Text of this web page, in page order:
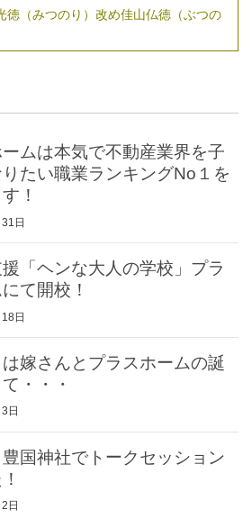
徳（みつのり）改め佳山仏徳（ぶつの
ムは本気で不動産業界を子
たい職業ランキングNo１を
！
日
「ヘンな大人の学校」プラ
て開校！
日
は嫁さんとプラスホームの誕
・・・
日
国神社でトークセッション
日